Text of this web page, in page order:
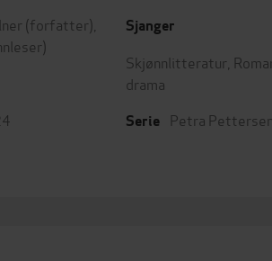
(forfatter),
Sjanger
Skjønnlitteratur
drama
Serie Petra Pettersen